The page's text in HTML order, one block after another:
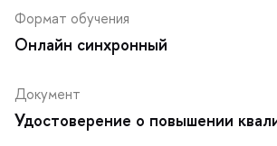
Формат обучения
Онлайн синхронный
Документ
Удостоверение о повышении